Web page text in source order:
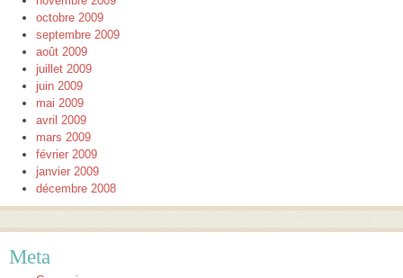
octobre 2009
septembre 2009
août 2009
juillet 2009
juin 2009
mai 2009
avril 2009
mars 2009
février 2009
janvier 2009
décembre 2008
Meta